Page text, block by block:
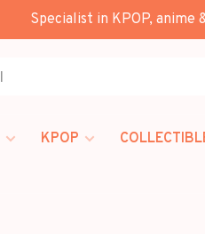
Specialist in KPOP, anime
KPOP